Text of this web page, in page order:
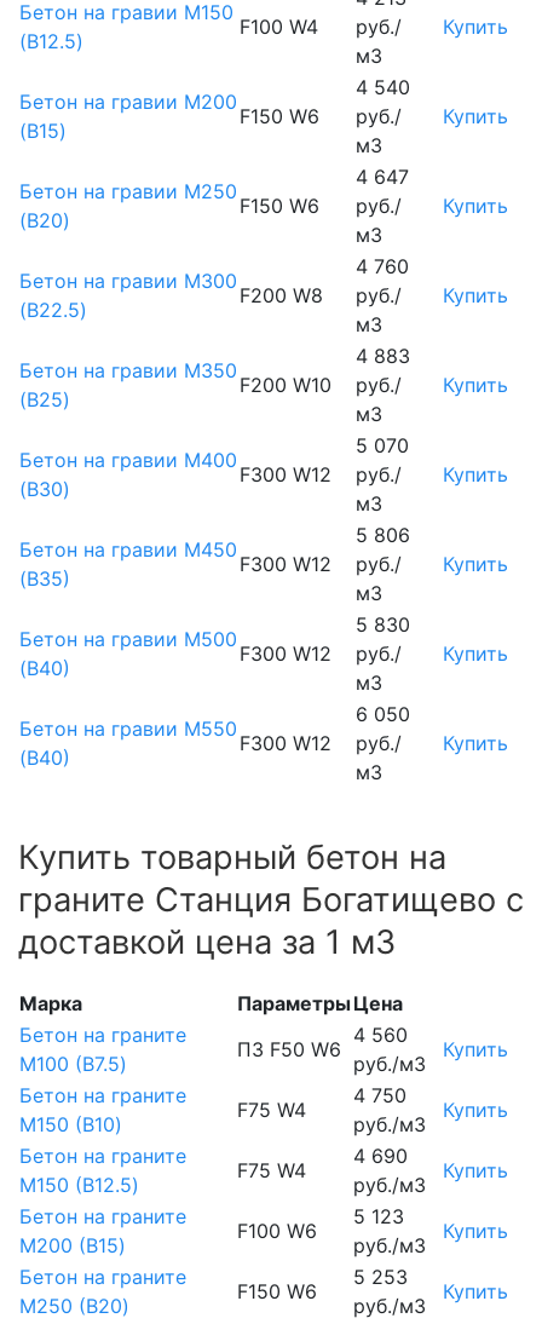
Бетон на гравии М150
(B12.5)
F100 W4
руб./
м3
Купить
Бетон на гравии М200
(B15)
F150 W6
4 540
руб./
м3
Купить
Бетон на гравии М250
(B20)
F150 W6
4 647
руб./
м3
Купить
Бетон на гравии М300
(B22.5)
F200 W8
4 760
руб./
м3
Купить
Бетон на гравии М350
(B25)
F200 W10
4 883
руб./
м3
Купить
Бетон на гравии М400
(B30)
F300 W12
5 070
руб./
м3
Купить
Бетон на гравии М450
(В35)
F300 W12
5 806
руб./
м3
Купить
Бетон на гравии М500
(В40)
F300 W12
5 830
руб./
м3
Купить
Бетон на гравии М550
(В40)
F300 W12
6 050
руб./
м3
Купить
Купить товарный бетон на
граните Станция Богатищево с
доставкой цена за 1 м3
Марка ПараметрыЦена
Бетон на граните
М100 (B7.5)
П3 F50 W6
4 560
руб./м3
Купить
Бетон на граните
М150 (B10)
F75 W4
4 750
руб./м3
Купить
Бетон на граните
М150 (B12.5)
F75 W4
4 690
руб./м3
Купить
Бетон на граните
М200 (B15)
F100 W6
5 123
руб./м3
Купить
Бетон на граните
М250 (B20)
F150 W6
5 253
руб./м3
Купить